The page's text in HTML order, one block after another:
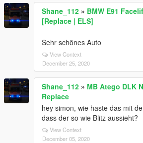
Shane_112 » BMW E91
[Replace | ELS]
Sehr schönes Auto
View Context
December 25, 2020
Shane_112 » MB Atego DLK
Replace
hey simon, wie haste das mit
dass der so wie Blitz aussieht?
View Context
December 05, 2020